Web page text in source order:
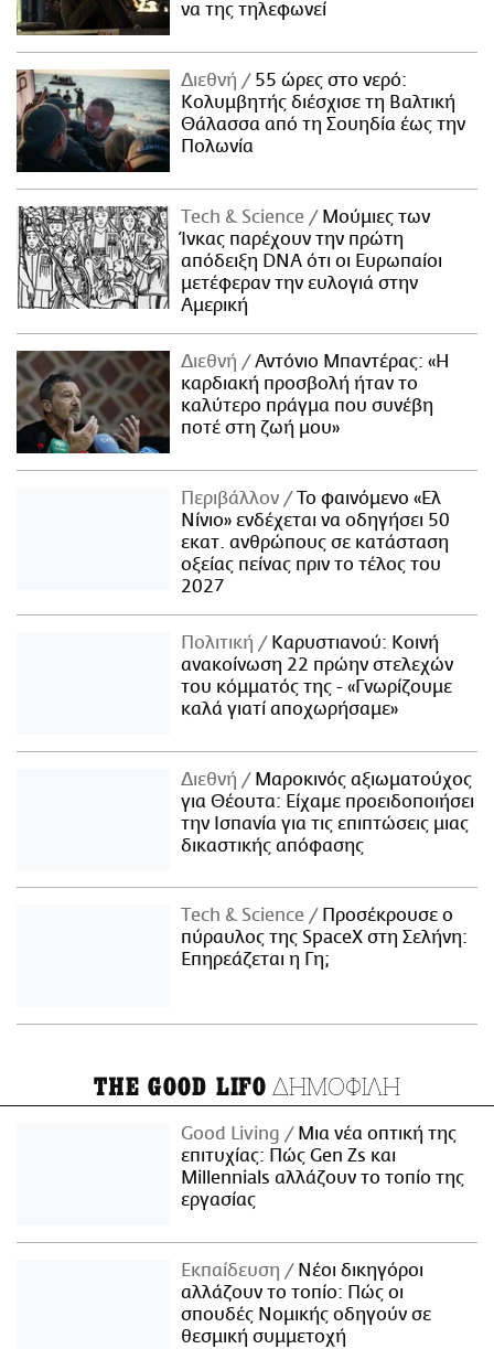
να της τηλεφωνεί
Διεθνή
55 ώρες στο νερό:
Κολυμβητής διέσχισε τη Βαλτική
Θάλασσα από τη Σουηδία έως την
Πολωνία
Τech & Science
Μούμιες των
Ίνκας παρέχουν την πρώτη
απόδειξη DNA ότι οι Ευρωπαίοι
μετέφεραν την ευλογιά στην
Αμερική
Διεθνή
Αντόνιο Μπαντέρας: «Η
καρδιακή προσβολή ήταν το
καλύτερο πράγμα που συνέβη
ποτέ στη ζωή μου»
Περιβάλλον
Το φαινόμενο «Ελ
Νίνιο» ενδέχεται να οδηγήσει 50
εκατ. ανθρώπους σε κατάσταση
οξείας πείνας πριν το τέλος του
2027
Πολιτική
Καρυστιανού: Κοινή
ανακοίνωση 22 πρώην στελεχών
του κόμματός της - «Γνωρίζουμε
καλά γιατί αποχωρήσαμε»
Διεθνή
Μαροκινός αξιωματούχος
για Θέουτα: Είχαμε προειδοποιήσει
την Ισπανία για τις επιπτώσεις μιας
δικαστικής απόφασης
Τech & Science
Προσέκρουσε ο
πύραυλος της SpaceX στη Σελήνη:
Επηρεάζεται η Γη;
THE GOOD LIFO ΔΗΜΟΦΙΛΗ
Good Living
Μια νέα οπτική της
επιτυχίας: Πώς Gen Zs και
Millennials αλλάζουν το τοπίο της
εργασίας
Εκπαίδευση
Νέοι δικηγόροι
αλλάζουν το τοπίο: Πώς οι
σπουδές Νομικής οδηγούν σε
θεσμική συμμετοχή